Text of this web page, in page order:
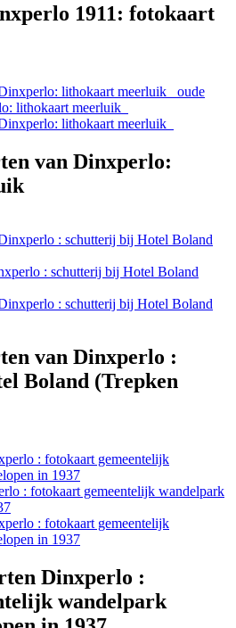
1911: fotokaart
oude
lithokaart meerluik
van Dinxperlo:
: schutterij bij Hotel Boland
van Dinxperlo :
Boland (Trepken
: fotokaart gemeentelijk wandelpark
Dinxperlo :
wandelpark